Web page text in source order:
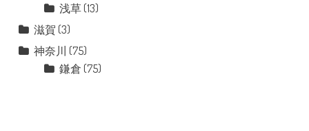
浅草(13)
滋賀 (3)
神奈川 (75)
鎌倉 (75)